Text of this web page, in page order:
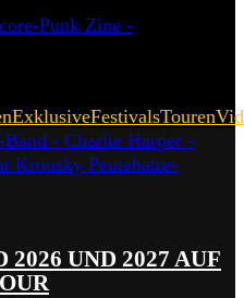
ExklusiveFestivalsTouren
2026 UND 2027 AUF